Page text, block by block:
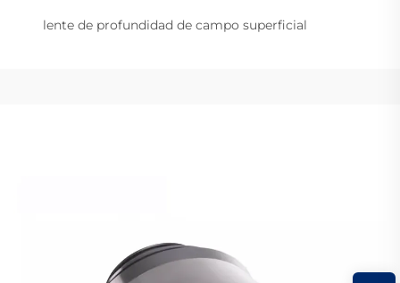
lente de profundidad de campo superficial